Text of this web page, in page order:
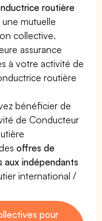
routière
mutuelle
collective.
assurance
à votre activité de
routière
bénéficier de
de Conducteur
offres de
aux indépendants
international /
pour